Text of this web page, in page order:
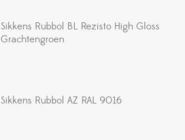
Sikkens Rubbol BL Rezisto High Gloss
Grachtengroen
Sikkens Rubbol AZ RAL 9016